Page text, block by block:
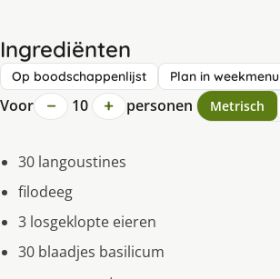
Ingrediënten
Op boodschappenlijst Plan in weekmenu
Voor − 10 + personen Metrisch
30 langoustines
filodeeg
3 losgeklopte eieren
30 blaadjes basilicum